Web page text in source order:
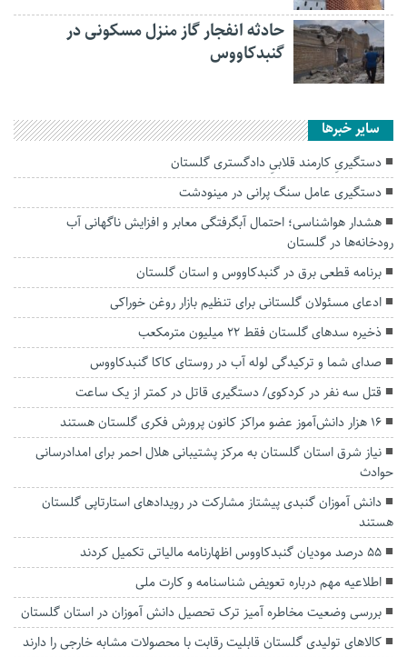
حادثه انفجار گاز منزل مسکونی در
گنبدکاووس
سایر خبرها
دستگیریِ کارمند قلابیِ دادگستری گلستان
دستگیری عامل سنگ پرانی در مینودشت
هشدار هواشناسی؛ احتمال آبگرفتگی معابر و افزایش ناگهانی آب
رودخانه‌ها در گلستان
برنامه قطعی برق در گنبدکاووس و استان گلستان
ادعای مسئولان گلستانی برای تنظیم بازار روغن خوراکی
ذخیره سد‌های گلستان فقط ۲۲ میلیون مترمکعب
صدای شما و ترکیدگی لوله آب در روستای کاکا گنبدکاووس
قتل سه نفر در کردکوی/ دستگیری قاتل در کمتر از یک ساعت
۱۶ هزار دانش‌آموز عضو مراکز کانون پرورش فکری گلستان هستند
نیاز شرق استان گلستان به مرکز پشتیبانی هلال احمر برای امدادرسانی
حوادث
دانش آموزان گنبدی پیشتاز مشارکت در رویدادهای استارتاپی گلستان
هستند
۵۵ درصد مودیان گنبدکاووس اظهارنامه مالیاتی تکمیل کردند
اطلاعیه مهم درباره تعویض شناسنامه و کارت ملی
بررسی وضعیت مخاطره آمیز ترک تحصیل دانش آموزان در استان گلستان
کالاهای تولیدی گلستان قابلیت رقابت با محصولات مشابه خارجی را دارند